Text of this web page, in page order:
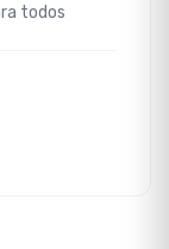
todos